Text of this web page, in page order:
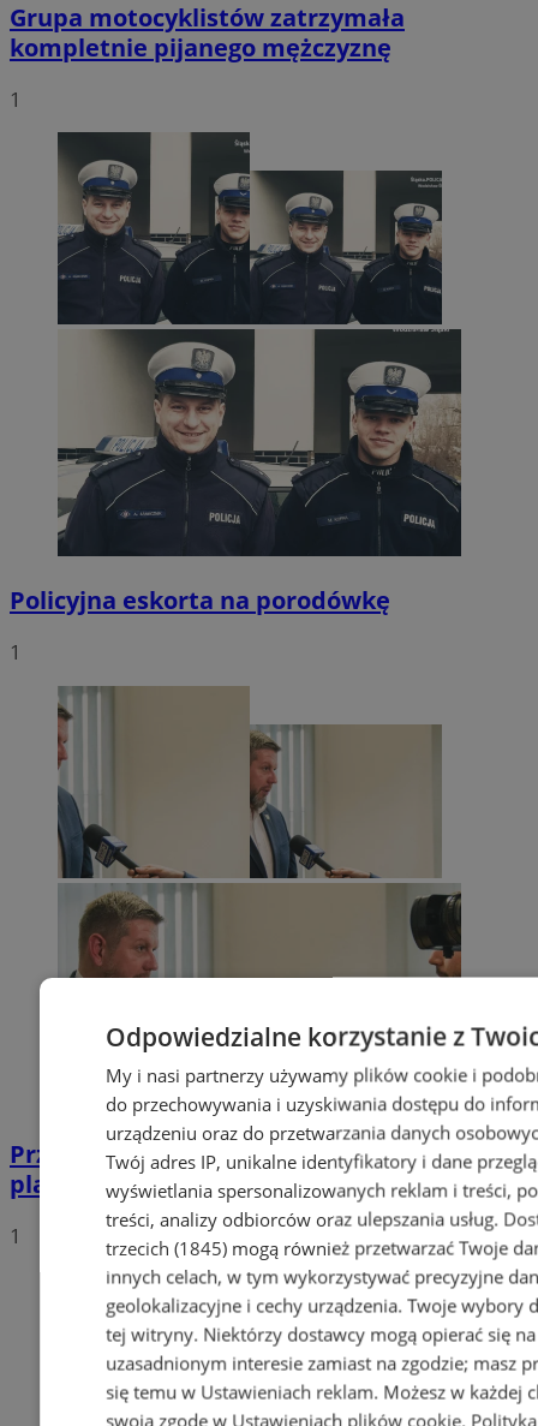
Grupa motocyklistów zatrzymała
kompletnie pijanego mężczyznę
1
Policyjna eskorta na porodówkę
1
Przyszłość Wodzisławia Śląskiego:
planowane inwestycje na 2025 rok
1
Odpowiedzialne korzystanie z
My i nasi partnerzy używamy plików cookie i
do przechowywania i uzyskiwania dostępu do
urządzeniu oraz do przetwarzania danych
Twój adres IP, unikalne identyfikatory i dane
wyświetlania spersonalizowanych reklam i treści,
treści, analizy odbiorców oraz ulepszania usług.
trzecich (1845)mogą również przetwarzać Twoje
innych celach, w tym wykorzystywać precyzyjne
geolokalizacyjne i cechy urządzenia. Twoje wybory
tej witryny. Niektórzy dostawcy mogą opierać się
uzasadnionym interesie zamiast na zgodzie; masz
się temu w Ustawieniach reklam. Możesz w każdej
swoją zgodę w Ustawieniach plików cookie.